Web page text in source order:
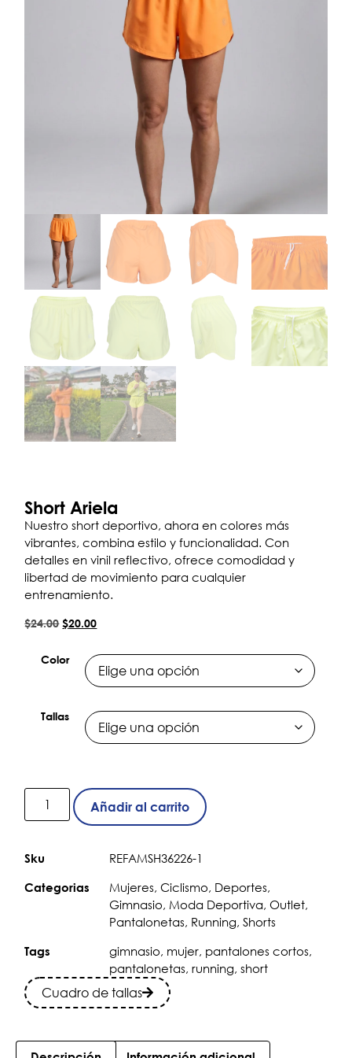
Short Ariela
Nuestro short deportivo, ahora en colores más
vibrantes, combina estilo y funcionalidad. Con
detalles en vinil reflectivo, ofrece comodidad y
libertad de movimiento para cualquier
entrenamiento.
$24.00 $20.00
Color
Tallas
Añadir al carrito
Sku REFAMSH36226-1
Categorias Mujeres,Ciclismo, Deportes,
Gimnasio, Moda Deportiva,Outlet,
Pantalonetas, Running,Shorts
Tags gimnasio, mujer, pantalones cortos,
pantalonetas,running,short
Cuadro de tallas